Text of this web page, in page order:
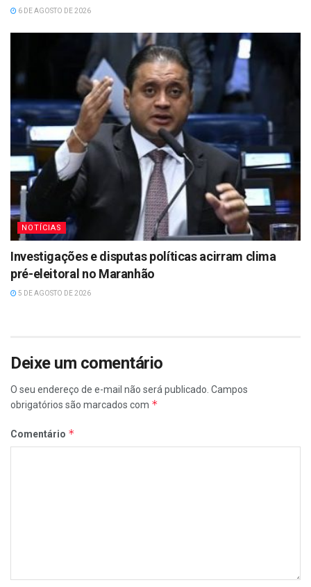
6 DE AGOSTO DE 2026
NOTÍCIAS
Investigações e disputas políticas acirram clima
pré-eleitoral no Maranhão
5 DE AGOSTO DE 2026
Deixe um comentário
O seu endereço de e-mail não será publicado. Campos
obrigatórios são marcados com *
Comentário *